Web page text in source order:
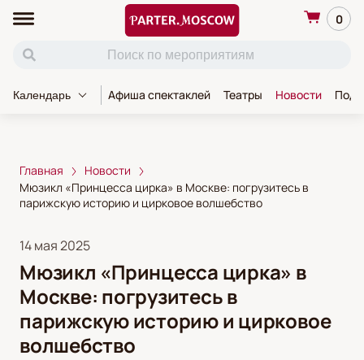
0
Календарь Афиша спектаклей Театры Новости
Главная
Новости
Мюзикл «Принцесса цирка» в Москве: погрузитесь в
парижскую историю и цирковое волшебство
14 мая 2025
Мюзикл «Принцесса цирка» в
Москве: погрузитесь в
парижскую историю и цирковое
волшебство